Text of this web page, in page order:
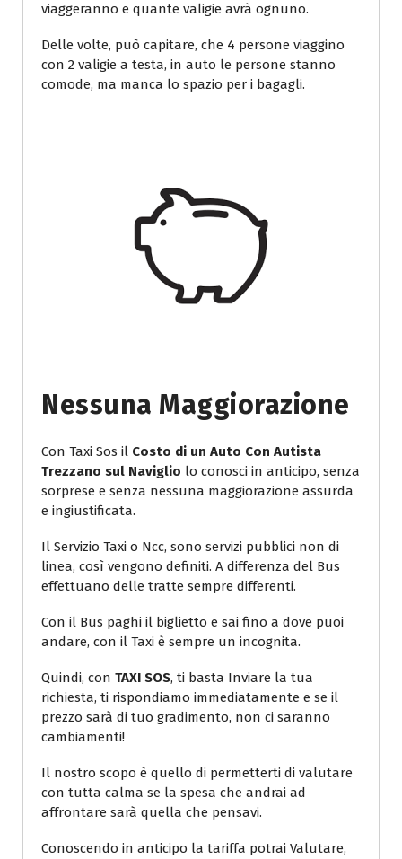
viaggeranno e quante valigie avrà ognuno.
Delle volte, può capitare, che 4 persone viaggino
con 2 valigie a testa, in auto le persone stanno
comode, ma manca lo spazio per i bagagli.
Nessuna Maggiorazione
Con Taxi Sos il Costo di un Auto Con Autista
Trezzano sul Naviglio lo conosci in anticipo, senza
sorprese e senza nessuna maggiorazione assurda
e ingiustificata.
Il Servizio Taxi o Ncc, sono servizi pubblici non di
linea, così vengono definiti. A differenza del Bus
effettuano delle tratte sempre differenti.
Con il Bus paghi il biglietto e sai fino a dove puoi
andare, con il Taxi è sempre un incognita.
Quindi, con TAXI SOS, ti basta Inviare la tua
richiesta, ti rispondiamo immediatamente e se il
prezzo sarà di tuo gradimento, non ci saranno
cambiamenti!
Il nostro scopo è quello di permetterti di valutare
con tutta calma se la spesa che andrai ad
affrontare sarà quella che pensavi.
Conoscendo in anticipo la tariffa potrai Valutare,